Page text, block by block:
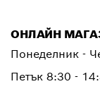
ОНЛАЙН
Понеделник -
Петък 8:30 -